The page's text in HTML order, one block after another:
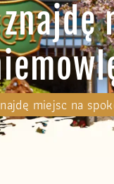
miejsc na